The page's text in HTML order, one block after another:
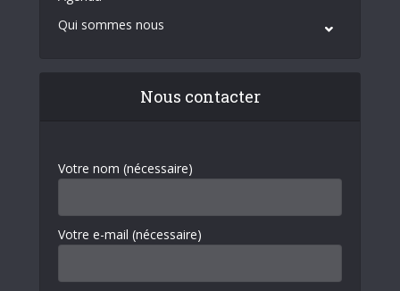
Qui sommes nous
Nous contacter
Votre nom (nécessaire)
Votre e-mail (nécessaire)